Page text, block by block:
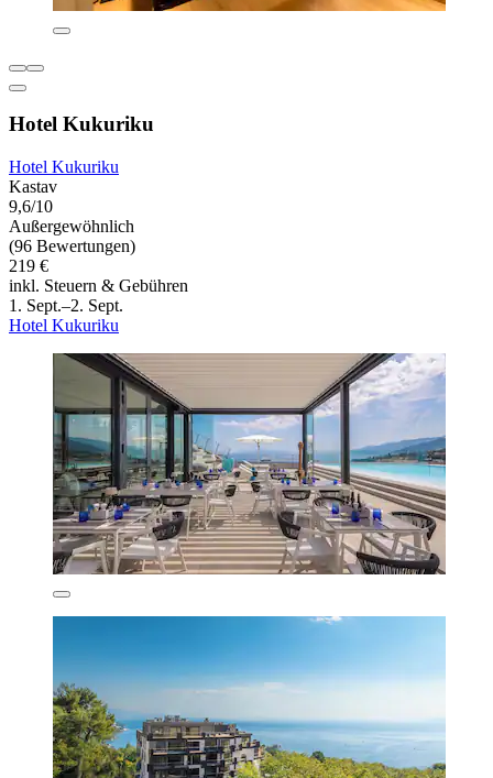
Hotel Kukuriku
Hotel Kukuriku
Kastav
9,6/10
Außergewöhnlich
(96 Bewertungen)
219 €
inkl. Steuern & Gebühren
1. Sept.–2. Sept.
Hotel Kukuriku